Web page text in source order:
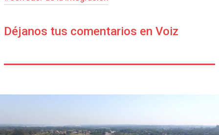
Déjanos tus comentarios en Voiz